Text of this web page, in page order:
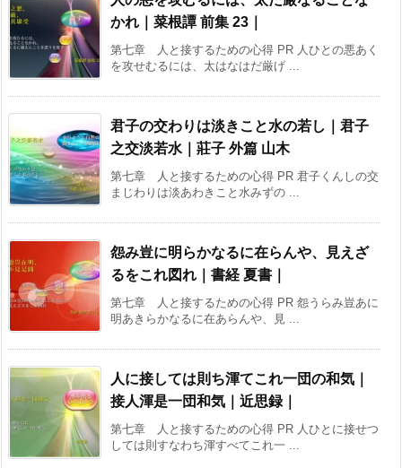
かれ｜菜根譚 前集 23｜
第七章 人と接するための心得 PR 人ひとの悪あく
を攻せむるには、太はなはだ厳げ ...
君子の交わりは淡きこと水の若し｜君子
之交淡若水｜莊子 外篇 山木
第七章 人と接するための心得 PR 君子くんしの交
まじわりは淡あわきこと水みずの ...
怨み豈に明らかなるに在らんや、見えざ
るをこれ図れ｜書経 夏書｜
第七章 人と接するための心得 PR 怨うらみ豈あに
明あきらかなるに在あらんや、見 ...
人に接しては則ち渾てこれ一団の和気｜
接人渾是一団和気｜近思録｜
第七章 人と接するための心得 PR 人ひとに接せつ
しては則すなわち渾すべてこれ一 ...